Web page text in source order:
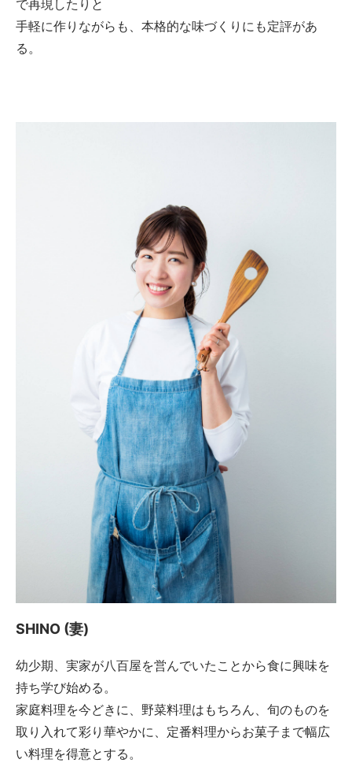
で再現したりと
手軽に作りながらも、本格的な味づくりにも定評があ
る。
SHINO (妻)
幼少期、実家が八百屋を営んでいたことから食に興味を
持ち学び始める。
家庭料理を今どきに、野菜料理はもちろん、旬のものを
取り入れて彩り華やかに、定番料理からお菓子まで幅広
い料理を得意とする。